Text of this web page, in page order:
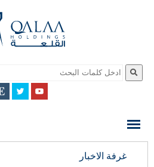
QALAA
QALAA
غرفة الاخبار